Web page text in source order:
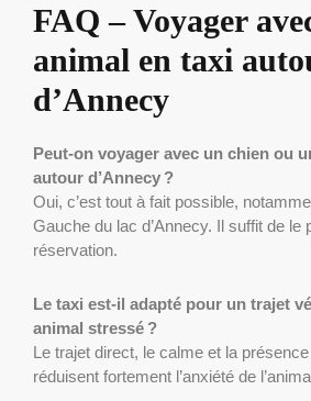
FAQ – Voyager
animal en taxi
d’Annecy
Peut-on voyager avec un chien ou
autour d’Annecy ?
Oui, c’est tout à fait possible,
Gauche du lac d’Annecy. Il suffit de le
réservation.
Le taxi est-il adapté pour un trajet
animal stressé ?
Le trajet direct, le calme et la
réduisent fortement l’anxiété de